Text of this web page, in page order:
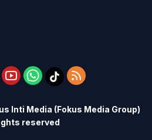
Inti Media (Fokus Media Group)
reserved